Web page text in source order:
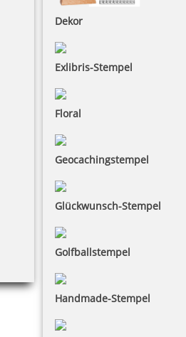
Dekor
Exlibris-Stempel
Floral
Geocachingstempel
Glückwunsch-Stempel
Golfballstempel
Handmade-Stempel